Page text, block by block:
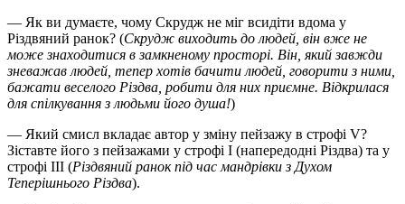
— Як ви думаєте, чому Скрудж не міг всидіти вдома у
Різдвяний ранок? (Скрудж виходить до людей, він вже не
може знаходитися в замкненому просторі. Він, який завжди
зневажав людей, тепер хотів бачити людей, говорити з ними,
бажати веселого Різдва, робити для них приємне. Відкрилася
для спілкування з людьми його душа!)
— Який смисл вкладає автор у зміну пейзажу в строфі V?
Зіставте його з пейзажами у строфі І (напередодні Різдва) та у
строфі III (Різдвяний ранок під час мандрівки з Духом
Теперішнього Різдва).